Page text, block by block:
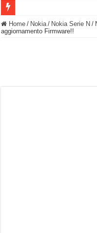
BASTA FATICARE! Questo robot
Home / Nokia / Nokia Serie N /
aggiornamento Firmware!!